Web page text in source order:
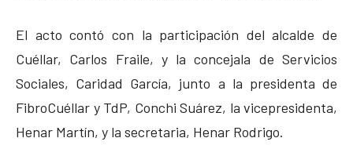
El acto contó con la participación del alcalde de
Cuéllar, Carlos Fraile, y la concejala de Servicios
Sociales, Caridad García, junto a la presidenta de
FibroCuéllar y TdP, Conchi Suárez, la vicepresidenta,
Henar Martín, y la secretaria, Henar Rodrigo.